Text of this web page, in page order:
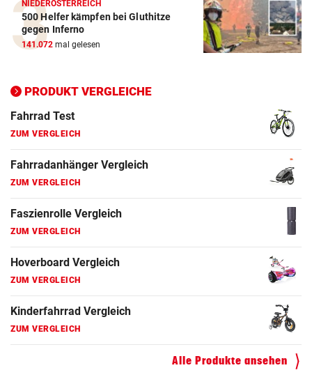
NIEDERÖSTERREICH
500 Helfer kämpfen bei Gluthitze
gegen Inferno
141.072 mal gelesen
PRODUKT VERGLEICHE
Elektro-Scooter Vergleich
ZUM VERGLEICH
ZUM VERGLEICH
Fahrrad Test
ZUM VERGLEICH
Fahrradanhänger Vergleich
ZUM VERGLEICH
Faszienrolle Vergleich
ZUM VERGLEICH
Hoverboard Vergleich
ZUM VERGLEICH
Kinderfahrrad Vergleich
ZUM VERGLEICH
Alle Produkte ansehen